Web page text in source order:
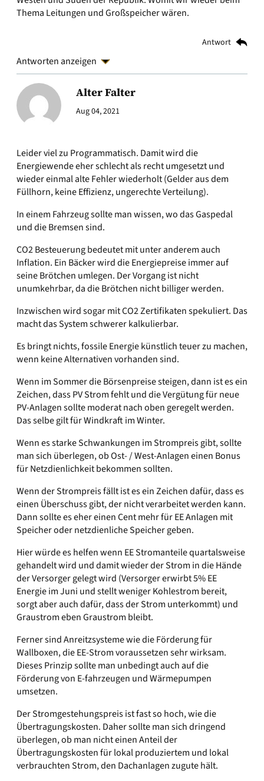
Thema Leitungen und Großspeicher wären.
Antwort
Antworten anzeigen
Alter Falter
Aug 04, 2021
Leider viel zu Programmatisch. Damit wird die
Energiewende eher schlecht als recht umgesetzt und
wieder einmal alte Fehler wiederholt (Gelder aus dem
Füllhorn, keine Effizienz, ungerechte Verteilung).
In einem Fahrzeug sollte man wissen, wo das Gaspedal
und die Bremsen sind.
CO2 Besteuerung bedeutet mit unter anderem auch
Inflation. Ein Bäcker wird die Energiepreise immer auf
seine Brötchen umlegen. Der Vorgang ist nicht
unumkehrbar, da die Brötchen nicht billiger werden.
Inzwischen wird sogar mit CO2 Zertifikaten spekuliert. Das
macht das System schwerer kalkulierbar.
Es bringt nichts, fossile Energie künstlich teuer zu machen,
wenn keine Alternativen vorhanden sind.
Wenn im Sommer die Börsenpreise steigen, dann ist es ein
Zeichen, dass PV Strom fehlt und die Vergütung für neue
PV-Anlagen sollte moderat nach oben geregelt werden.
Das selbe gilt für Windkraft im Winter.
Wenn es starke Schwankungen im Strompreis gibt, sollte
man sich überlegen, ob Ost- / West-Anlagen einen Bonus
für Netzdienlichkeit bekommen sollten.
Wenn der Strompreis fällt ist es ein Zeichen dafür, dass es
einen Überschuss gibt, der nicht verarbeitet werden kann.
Dann sollte es eher einen Cent mehr für EE Anlagen mit
Speicher oder netzdienliche Speicher geben.
Hier würde es helfen wenn EE Stromanteile quartalsweise
gehandelt wird und damit wieder der Strom in die Hände
der Versorger gelegt wird (Versorger erwirbt 5% EE
Energie im Juni und stellt weniger Kohlestrom bereit,
sorgt aber auch dafür, dass der Strom unterkommt) und
Graustrom eben Graustrom bleibt.
Ferner sind Anreitzsysteme wie die Förderung für
Wallboxen, die EE-Strom voraussetzen sehr wirksam.
Dieses Prinzip sollte man unbedingt auch auf die
Förderung von E-fahrzeugen und Wärmepumpen
umsetzen.
Der Stromgestehungspreis ist fast so hoch, wie die
Übertragungskosten. Daher sollte man sich dringend
überlegen, ob man nicht einen Anteil der
Übertragungskosten für lokal produziertem und lokal
verbrauchten Strom, den Dachanlagen zugute hält.